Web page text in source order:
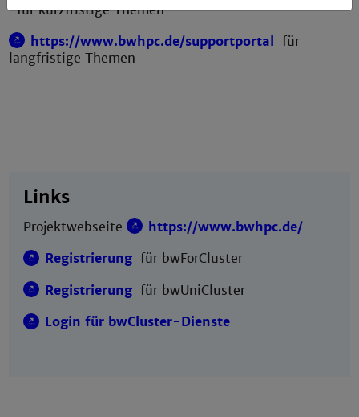
für kurzfristige Themen
https://www.bwhpc.de/supportportal für
langfristige Themen
Links
Projektwebseite
https://www.bwhpc.de/
Registrierung für bwForCluster
Registrierungfür bwUniCluster
Login für bwCluster-Dienste